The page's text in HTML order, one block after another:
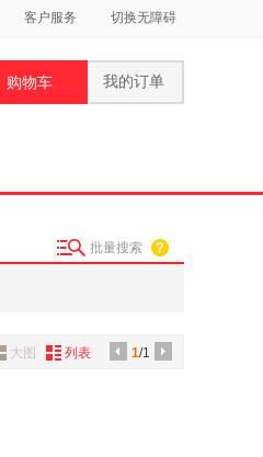
客户服务 切换无障碍
购物车 我的订单
批量搜索
1/1
大图 列表